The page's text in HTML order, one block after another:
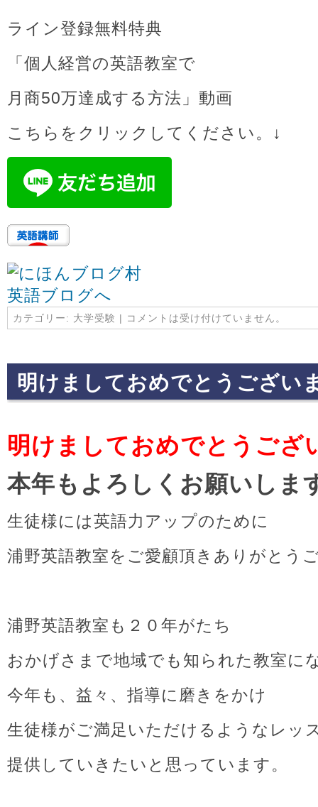
ライン登録無料特典
「個人経営の英語教室で
月商50万達成する方法」動画
こちらをクリックしてください。↓
カテゴリー: 大学受験 | コメントは受け付けていません。
明けましておめでとうござい
明けましておめでとうござ
本年もよろしくお願いしま
生徒様には英語力アップのために
浦野英語教室をご愛顧頂きありがとう
浦野英語教室も２０年がたち
おかげさまで地域でも知られた教室に
今年も、益々、指導に磨きをかけ
生徒様がご満足いただけるようなレッ
提供していきたいと思っています。